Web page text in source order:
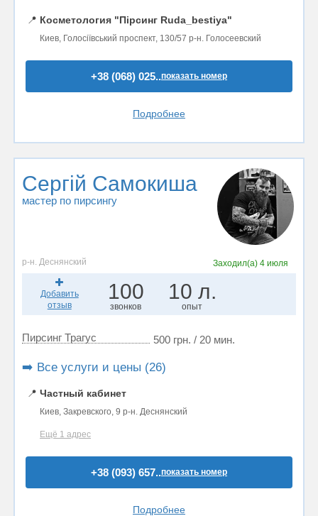
📍 Косметология "Пірсинг Ruda_bestiya"
Киев, Голосіївський проспект, 130/57 р-н. Голосеевский
+38 (068) 025..показать номер
Подробнее
Сергій Самокиша
мастер по пирсингу
р-н. Деснянский Заходил(а) 4 июля
Добавить
отзыв
100
звонков
10 л.
опыт
Пирсинг Трагус 500 грн. / 20 мин.
➡️ Все услуги и цены (26)
📍 Частный кабинет
Киев, Закревского, 9 р-н. Деснянский
Ещё 1 адрес
+38 (093) 657..показать номер
Подробнее